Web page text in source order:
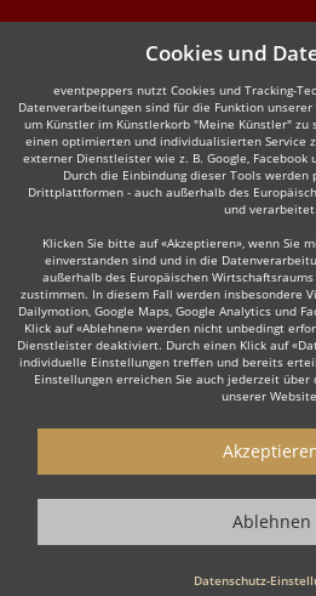
Cookies und
eventpeppers nutzt Cookies und Tracking-
Datenverarbeitungen sind für die Funktion
um Künstler im Künstlerkorb "Meine Künstler" zu
einen optimierten und individualisierten Service
externer Dienstleister wie z. B. Google, Facebook
Durch die Einbindung dieser Tools werden
Drittplattformen - auch außerhalb des
und verarbeitet.
Klicken Sie bitte auf «Akzeptieren», wenn Sie
einverstanden sind und in die
außerhalb des Europäischen
zustimmen. In diesem Fall werden insbesondere
Dailymotion, Google Maps, Google Analytics und
Klick auf «Ablehnen» werden nicht unbedingt
Dienstleister deaktiviert. Durch einen Klick auf
individuelle Einstellungen treffen und bereits
Einstellungen erreichen Sie auch jederzeit über
unserer
Datenschutz-
Ablehnen